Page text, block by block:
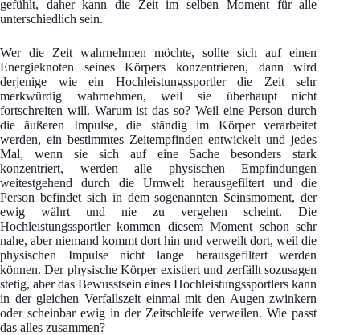
gefühlt, daher kann die Zeit im selben Moment für alle
unterschiedlich sein.
Wer die Zeit wahrnehmen möchte, sollte sich auf einen
Energieknoten seines Körpers konzentrieren, dann wird
derjenige wie ein Hochleistungssportler die Zeit sehr
merkwürdig wahrnehmen, weil sie überhaupt nicht
fortschreiten will. Warum ist das so? Weil eine Person durch
die äußeren Impulse, die ständig im Körper verarbeitet
werden, ein bestimmtes Zeitempfinden entwickelt und jedes
Mal, wenn sie sich auf eine Sache besonders stark
konzentriert, werden alle physischen Empfindungen
weitestgehend durch die Umwelt herausgefiltert und die
Person befindet sich in dem sogenannten Seinsmoment, der
ewig währt und nie zu vergehen scheint. Die
Hochleistungssportler kommen diesem Moment schon sehr
nahe, aber niemand kommt dort hin und verweilt dort, weil die
physischen Impulse nicht lange herausgefiltert werden
können. Der physische Körper existiert und zerfällt sozusagen
stetig, aber das Bewusstsein eines Hochleistungssportlers kann
in der gleichen Verfallszeit einmal mit den Augen zwinkern
oder scheinbar ewig in der Zeitschleife verweilen. Wie passt
das alles zusammen?